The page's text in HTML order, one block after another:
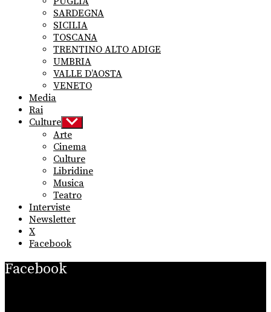
SARDEGNA
SICILIA
TOSCANA
TRENTINO ALTO ADIGE
UMBRIA
VALLE D’AOSTA
VENETO
Media
Rai
Culture Show
sub
menu
Arte
Cinema
Culture
Libridine
Musica
Teatro
Interviste
Newsletter
X
Facebook
Facebook